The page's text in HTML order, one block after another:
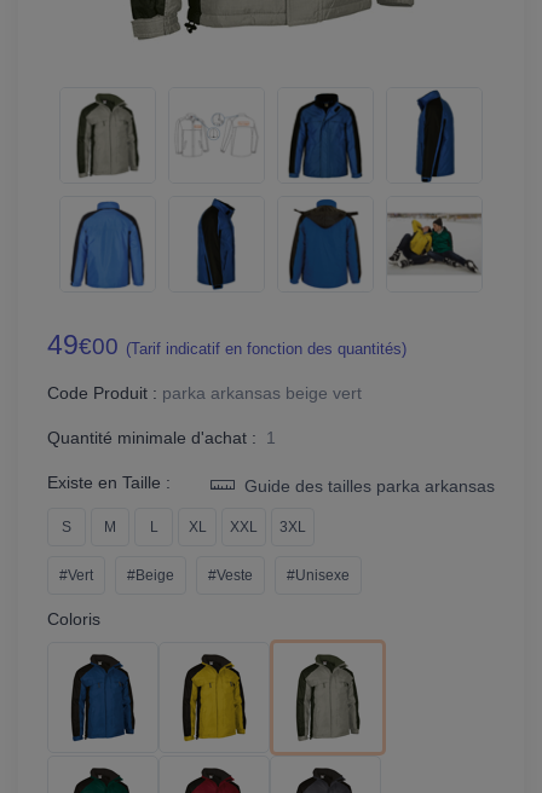
49€00 (Tarif indicatif en fonction des quantités)
Code Produit : parka arkansas beige vert
Quantité minimale d'achat : 1
Existe en Taille : Guide des tailles parka arkansas
S M L XL XXL 3XL
#Vert #Beige #Veste #Unisexe
Coloris